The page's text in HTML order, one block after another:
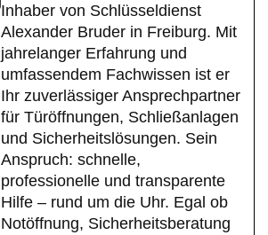
Inhaber von Schlüsseldienst
Alexander Bruder in Freiburg. Mit
jahrelanger Erfahrung und
umfassendem Fachwissen ist er
Ihr zuverlässiger Ansprechpartner
für Türöffnungen, Schließanlagen
und Sicherheitslösungen. Sein
Anspruch: schnelle,
professionelle und transparente
Hilfe – rund um die Uhr. Egal ob
Notöffnung, Sicherheitsberatung